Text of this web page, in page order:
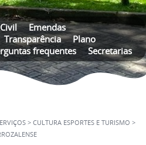
Emendas
Transparência
Plano
frequentes Secretarias
> CULTURA ESPORTES E TURISMO >